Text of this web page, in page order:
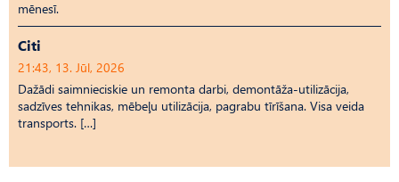
mēnesī.
Citi
21:43, 13. Jūl, 2026
Dažādi saimnieciskie un remonta darbi, demontāža-utilizācija,
sadzīves tehnikas, mēbeļu utilizācija, pagrabu tīrīšana. Visa veida
transports. […]